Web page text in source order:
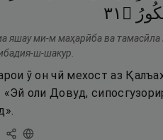
۝ ١٣
яшау ми-м маҳарӣба ва
ш-шакур.
ӯ он чӣ мехост аз
«Эй оли Довуд,